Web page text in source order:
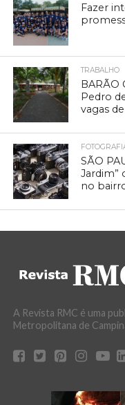
Fazer
TRABALHO
BARÃO
Pedro
vagas
SÃO
Jardim”
no
A Revista RMC é uma
Metropolitana de